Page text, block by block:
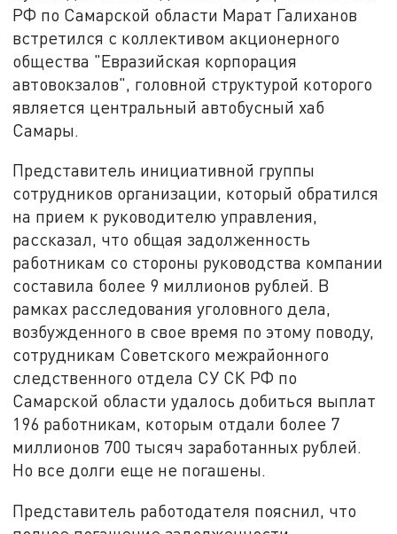
РФ по Самарской области Марат Галиханов
встретился с коллективом акционерного
общества "Евразийская корпорация
автовокзалов", головной структурой которого
является центральный автобусный хаб
Самары.
Представитель инициативной группы
сотрудников организации, который обратился
на прием к руководителю управления,
рассказал, что общая задолженность
работникам со стороны руководства компании
составила более 9 миллионов рублей. В
рамках расследования уголовного дела,
возбужденного в свое время по этому поводу,
сотрудникам Советского межрайонного
следственного отдела СУ СК РФ по
Самарской области удалось добиться выплат
196 работникам, которым отдали более 7
миллионов 700 тысяч заработанных рублей.
Но все долги еще не погашены.
Представитель работодателя пояснил, что